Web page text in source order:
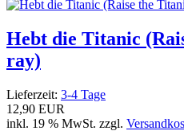
Hebt die Titanic
ray)
Lieferzeit: 3-4 Tage
12,90 EUR
inkl. 19 % MwSt. zzgl.